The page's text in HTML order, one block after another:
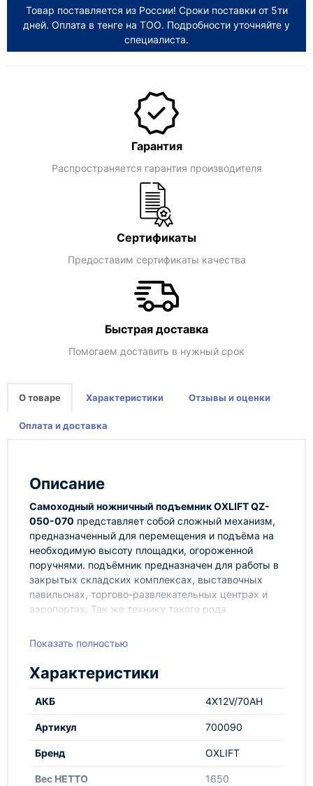
Товар поставляется из России! Сроки поставки от 5ти
дней. Оплата в тенге на ТОО. Подробности уточняйте у
специалиста.
Гарантия
Распространяется гарантия производителя
Сертификаты
Предоставим сертификаты качества
Быстрая доставка
Помогаем доставить в нужный срок
О товаре Характеристики Отзывы и оценки
Оплата и доставка
Описание
Самоходный ножничный подъемник OXLIFT QZ-
050-070 представляет собой сложный механизм,
предназначенный для перемещения и подъёма на
необходимую высоту площадки, огороженной
поручнями. подъёмник предназначен для работы в
закрытых складских комплексах, выставочных
павильонах, торгово-развлекательных центрах и
аэропортах. Так же технику такого рода
монтаже/демонтаже декораций или рекламных
электрического передвижения, не требующего
дополнительных усилий. Управление производится
либо из специально отведенного места для
эргономичной ручкой. Модель снабжена
стабильность всей конструкции при работе на
Показать полностью
Характеристики
АКБ 4X12V/70AH
Артикул 700090
Бренд OXLIFT
Вес НЕТТО 1650